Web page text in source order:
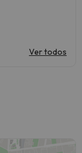
Ver todos